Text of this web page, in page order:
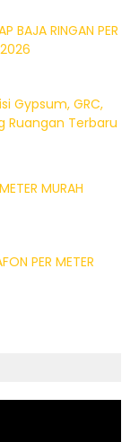
BAJA RINGAN PER
2026
Gypsum, GRC,
Ruangan Terbaru
MURAH
PER METER